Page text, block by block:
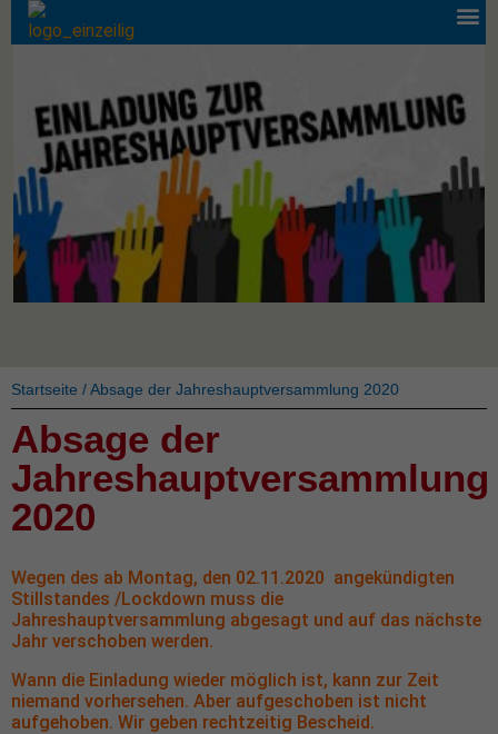
Startseite /Absage der Jahreshauptversammlung 2020
Absage der
Jahreshauptversammlung
2020
Wegen des ab Montag, den 02.11.2020 angekündigten
Stillstandes /Lockdown muss die
Jahreshauptversammlung abgesagt und auf das nächste
Jahr verschoben werden.
Wann die Einladung wieder möglich ist, kann zur Zeit
niemand vorhersehen. Aber aufgeschoben ist nicht
aufgehoben. Wir geben rechtzeitig Bescheid.